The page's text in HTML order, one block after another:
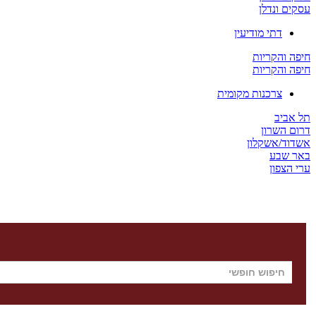
עסקים ונדלן
דתי מודיעין
חיפה והקריות
חיפה והקריות
צרכנות מקומית
תל אביב
דרום השרון
אשדוד/אשקלון
באר שבע
ערי הצפון